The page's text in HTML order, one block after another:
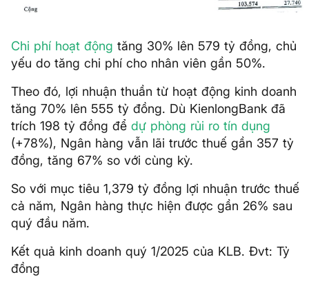
Chi phí hoạt động tăng 30% lên 579 tỷ đồng, chủ
yếu do tăng chi phí cho nhân viên gần 50%.
Theo đó, lợi nhuận thuần từ hoạt động kinh doanh
tăng 70% lên 555 tỷ đồng. Dù KienlongBank đã
trích 198 tỷ đồng để dự phòng rủi ro tín dụng
(+78%), Ngân hàng vẫn lãi trước thuế gần 357 tỷ
đồng, tăng 67% so với cùng kỳ.
So với mục tiêu 1,379 tỷ đồng lợi nhuận trước thuế
cả năm, Ngân hàng thực hiện được gần 26% sau
quý đầu năm.
Kết quả kinh doanh quý 1/2025 của KLB. Đvt: Tỷ
đồng